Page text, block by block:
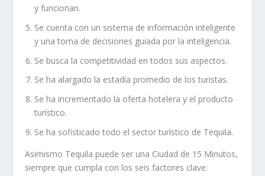
y funcionan.
Se cuenta con un sistema de información inteligente
y una toma de decisiones guiada por la inteligencia.
Se busca la competitividad en todos sus aspectos.
Se ha alargado la estadía promedio de los turistas.
Se ha incrementado la oferta hotelera y el producto
turístico.
Se ha sofisticado todo el sector turístico de Tequila.
Asimismo Tequila puede ser una Ciudad de 15 Minutos,
siempre que cumpla con los seis factores clave: